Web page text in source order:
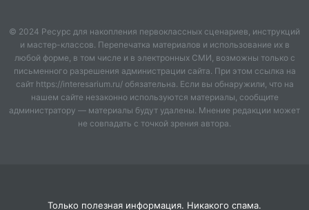
© 2024 Ресурс для накопления первоклассных сценариев, инструкций
и мастер-классов. Перепечатка материалов и использование их в
любой форме, в том числе и в электронных СМИ, возможны только с
письменного разрешения администрации сайта. При этом ссылка на
сайт https://interesarium.ru/ обязательна. Если вы обнаружили, что на
нашем сайте незаконно используются материалы, сообщите
администратору — материалы будут удалены. Мнение редакции может
не совпадать с точкой зрения автора.
Только полезная информация. Никакого спама.